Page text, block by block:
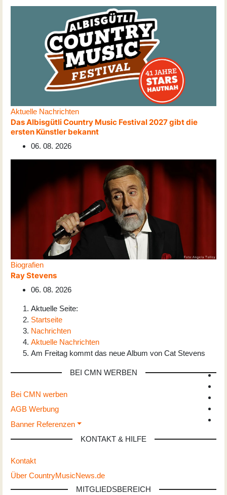
Aktuelle Nachrichten
Das Albisgütli Country Music Festival 2027 gibt die
ersten Künstler bekannt
06. 08. 2026
Biografien
Ray Stevens
06. 08. 2026
Aktuelle Seite:
Startseite
Nachrichten
Aktuelle Nachrichten
Am Freitag kommt das neue Album von Cat Stevens
BEI CMN WERBEN
Bei CMN werben
AGB Werbung
Banner Referenzen
KONTAKT & HILFE
Kontakt
Über CountryMusicNews.de
MITGLIEDSBEREICH